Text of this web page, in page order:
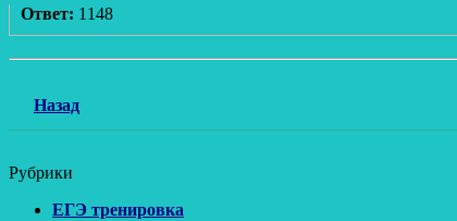
Ответ: 1148
Назад
Рубрики
ЕГЭ тренировка